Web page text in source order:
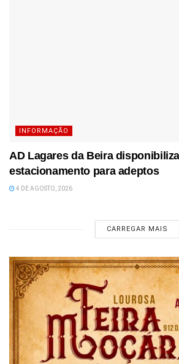
INFORMAÇÃO
AD Lagares da Beira
estacionamento para adeptos
4 DE AGOSTO, 2026
CARREGAR MAIS